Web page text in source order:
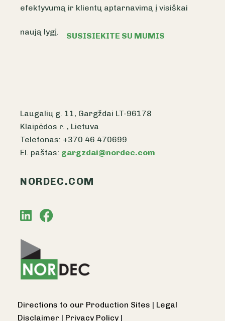
efektyvumą ir klientų aptarnavimą į visiškai
naują lygį. SUSISIEKITE SU MUMIS
Laugalių g. 11, Gargždai LT-96178
Klaipėdos r. , Lietuva
Telefonas: +370 46 470699
El. paštas: gargzdai@nordec.com
NORDEC.COM
Directions to our Production Sites | Legal
Disclaimer | Privacy Policy |